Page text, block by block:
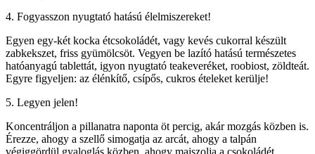
4. Fogyasszon nyugtató hatású élelmiszereket!
Egyen egy-két kocka étcsokoládét, vagy kevés cukorral készült
zabkekszet, friss gyümölcsöt. Vegyen be lazító hatású természetes
hatóanyagú tablettát, igyon nyugtató teakeveréket, roobiost, zöldteát.
Egyre figyeljen: az élénkítő, csípős, cukros ételeket kerülje!
5. Legyen jelen!
Koncentráljon a pillanatra naponta öt percig, akár mozgás közben is.
Érezze, ahogy a szellő simogatja az arcát, ahogy a talpán
végiggördül gyaloglás közben, ahogy majszolja a csokoládét,